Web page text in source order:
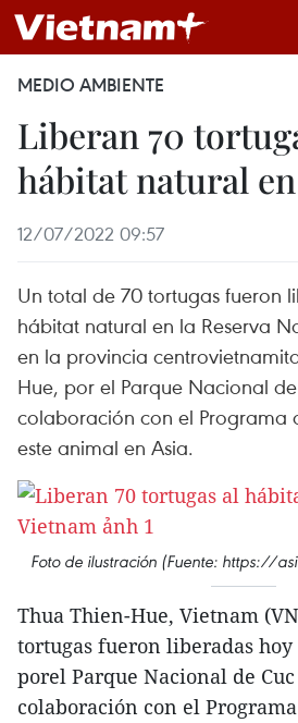
MEDIO AMBIENTE
Liberan 70
hábitat natural
12/07/2022 09:57
Un total de 70 tortugas fueron
hábitat natural en la Reserva
en la provincia
Hue, por el Parque Nacional
colaboración con el Programa
este animal en Asia.
Foto de ilustración (Fuente: https://
Thua Thien-Hue, Vietnam
tortugas fueron liberadas
porel Parque Nacional de
colaboración con el